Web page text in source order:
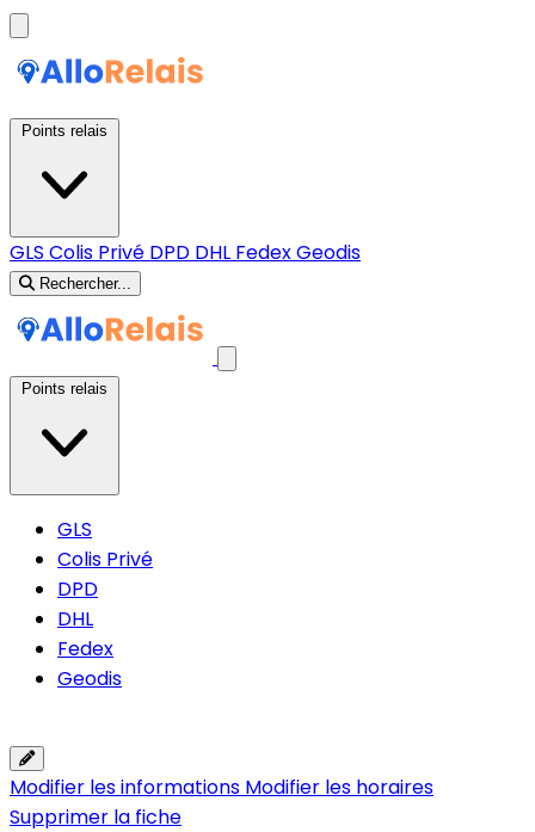
GLS Colis Privé DPD DHL FedexGeodis
Rechercher...
GLS
Colis Privé
DPD
DHL
Fedex
Geodis
Modifier les informations Modifier les horaires
Supprimer la fiche